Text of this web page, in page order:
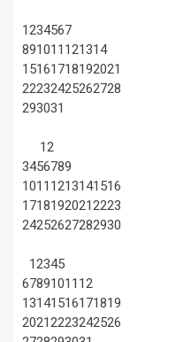
1234567
891011 121314
15161718192021
22232425262728
293031
12
3456789
1011 1213141516
17181920212223
24252627282930
12345
67891011 12
13141516171819
20212223242526